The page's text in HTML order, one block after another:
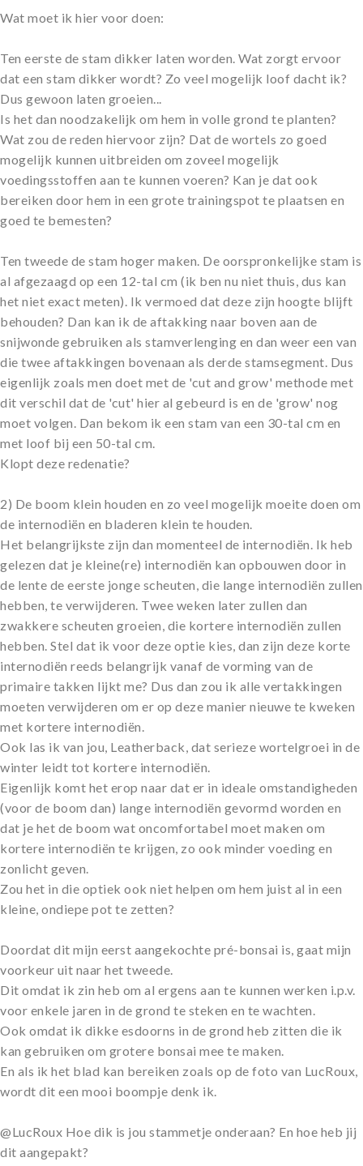
Wat moet ik hier voor doen:
Ten eerste de stam dikker laten worden. Wat zorgt ervoor
dat een stam dikker wordt? Zo veel mogelijk loof dacht ik?
Dus gewoon laten groeien...
Is het dan noodzakelijk om hem in volle grond te planten?
Wat zou de reden hiervoor zijn? Dat de wortels zo goed
mogelijk kunnen uitbreiden om zoveel mogelijk
voedingsstoffen aan te kunnen voeren? Kan je dat ook
bereiken door hem in een grote trainingspot te plaatsen en
goed te bemesten?
Ten tweede de stam hoger maken. De oorspronkelijke stam is
al afgezaagd op een 12-tal cm (ik ben nu niet thuis, dus kan
het niet exact meten). Ik vermoed dat deze zijn hoogte blijft
behouden? Dan kan ik de aftakking naar boven aan de
snijwonde gebruiken als stamverlenging en dan weer een van
die twee aftakkingen bovenaan als derde stamsegment. Dus
eigenlijk zoals men doet met de 'cut and grow' methode met
dit verschil dat de 'cut' hier al gebeurd is en de 'grow' nog
moet volgen. Dan bekom ik een stam van een 30-tal cm en
met loof bij een 50-tal cm.
Klopt deze redenatie?
2) De boom klein houden en zo veel mogelijk moeite doen om
de internodiën en bladeren klein te houden.
Het belangrijkste zijn dan momenteel de internodiën. Ik heb
gelezen dat je kleine(re) internodiën kan opbouwen door in
de lente de eerste jonge scheuten, die lange internodiën zullen
hebben, te verwijderen. Twee weken later zullen dan
zwakkere scheuten groeien, die kortere internodiën zullen
hebben. Stel dat ik voor deze optie kies, dan zijn deze korte
internodiën reeds belangrijk vanaf de vorming van de
primaire takken lijkt me? Dus dan zou ik alle vertakkingen
moeten verwijderen om er op deze manier nieuwe te kweken
met kortere internodiën.
Ook las ik van jou, Leatherback, dat serieze wortelgroei in de
winter leidt tot kortere internodiën.
Eigenlijk komt het erop naar dat er in ideale omstandigheden
(voor de boom dan) lange internodiën gevormd worden en
dat je het de boom wat oncomfortabel moet maken om
kortere internodiën te krijgen, zo ook minder voeding en
zonlicht geven.
Zou het in die optiek ook niet helpen om hem juist al in een
kleine, ondiepe pot te zetten?
Doordat dit mijn eerst aangekochte pré-bonsai is, gaat mijn
voorkeur uit naar het tweede.
Dit omdat ik zin heb om al ergens aan te kunnen werken i.p.v.
voor enkele jaren in de grond te steken en te wachten.
Ook omdat ik dikke esdoorns in de grond heb zitten die ik
kan gebruiken om grotere bonsai mee te maken.
En als ik het blad kan bereiken zoals op de foto van LucRoux,
wordt dit een mooi boompje denk ik.
@LucRoux Hoe dik is jou stammetje onderaan? En hoe heb jij
dit aangepakt?